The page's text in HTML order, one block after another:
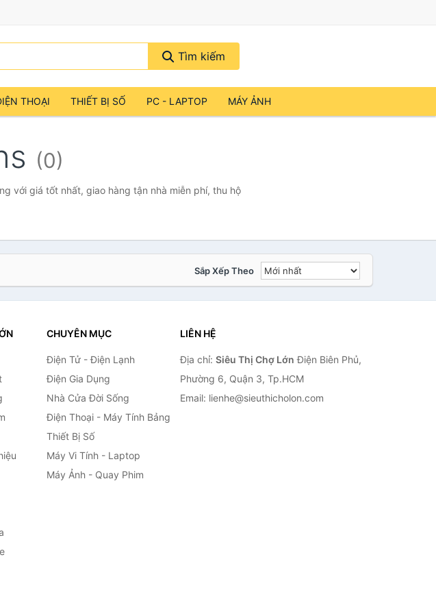
Tìm kiếm
THOẠI THIẾT BỊ SỐ PC - LAPTOP MÁY ẢNH
(0)
với giá tốt nhất, giao hàng tận nhà miễn phí, thu hộ
Sắp Xếp Theo
CHUYÊN MỤC
Điện Tử - Điện Lạnh
Điện Gia Dụng
Nhà Cửa Đời Sống
Điện Thoại - Máy Tính Bảng
Thiết Bị Số
Máy Vi Tính - Laptop
Máy Ảnh - Quay Phim
LIÊN HỆ
Địa chỉ: Siêu Thị Chợ Lớn Điện Biên Phủ,
Phường 6, Quận 3, Tp.HCM
Email: lienhe@sieuthicholon.com